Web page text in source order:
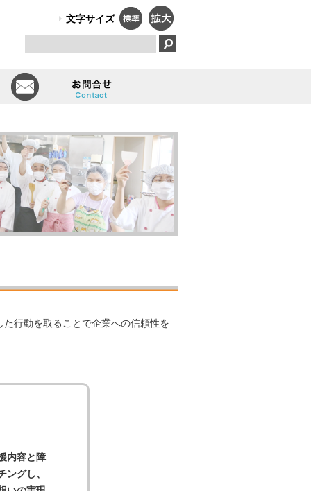
法人）オールしずおかは、障害のある人のはたらく笑顔で、福祉と
文字サイズ
は
会員一覧
行動を取ることで企業への信頼性を
内容と障
ングし、